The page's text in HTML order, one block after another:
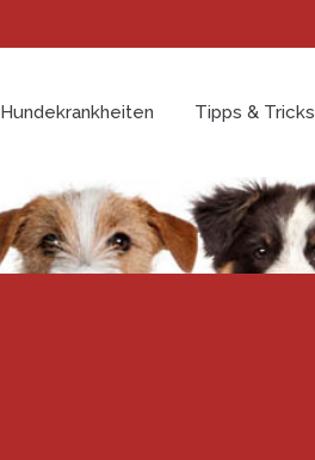
Hundekrankheiten Tipps & Tricks